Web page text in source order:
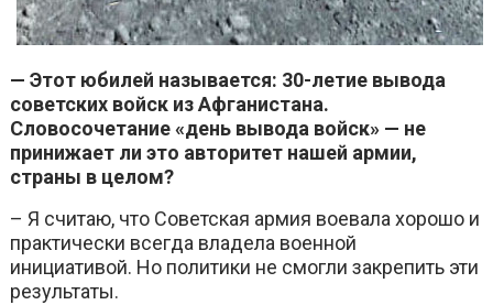
— Этот юбилей называется: 30-летие вывода
советских войск из Афганистана.
Словосочетание «день вывода войск» — не
принижает ли это авторитет нашей армии,
страны в целом?
– Я считаю, что Советская армия воевала хорошо и
практически всегда владела военной
инициативой. Но политики не смогли закрепить эти
результаты.